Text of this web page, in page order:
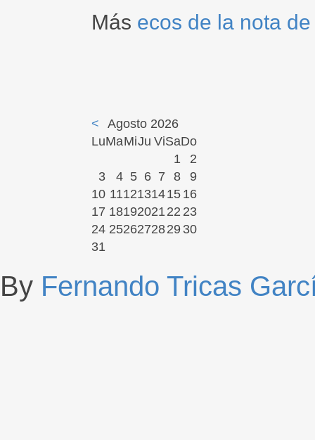
Más ecos de la nota
<
Agosto 2026
LuMaMiJu ViSaDo
1
2
3
4 5 6 7 8
9
10 1112131415 16
17 18192021 22 23
24 2526272829 30
31
By Fernando Tricas